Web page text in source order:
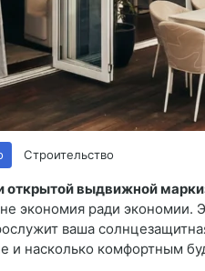
Строительство
открытой выдвижной
экономия ради экономии.
ваша
и насколько комфортным